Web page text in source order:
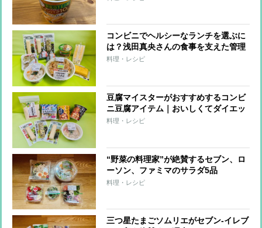
コンビニでヘルシーなランチを選ぶに
は？浅田真央さんの食事を支えた管理
栄養士がすすめる「たんぱく質強化」
料理・レシピ
豆腐マイスターがおすすめするコンビ
ニ豆腐アイテム｜おいしくてダイエッ
トに役立つ8品
料理・レシピ
“野菜の料理家”が絶賛するセブン、ロ
ーソン、ファミマのサラダ5品
料理・レシピ
三つ星たまごソムリエがセブン-イレブ